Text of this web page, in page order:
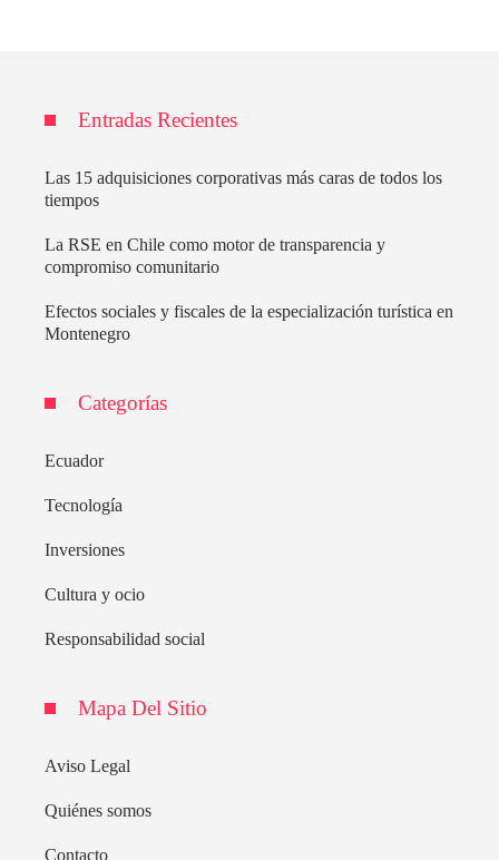
Entradas Recientes
Las 15 adquisiciones corporativas más caras de todos los
tiempos
La RSE en Chile como motor de transparencia y
compromiso comunitario
Efectos sociales y fiscales de la especialización turística en
Montenegro
Categorías
Ecuador
Tecnología
Inversiones
Cultura y ocio
Responsabilidad social
Mapa Del Sitio
Aviso Legal
Quiénes somos
Contacto